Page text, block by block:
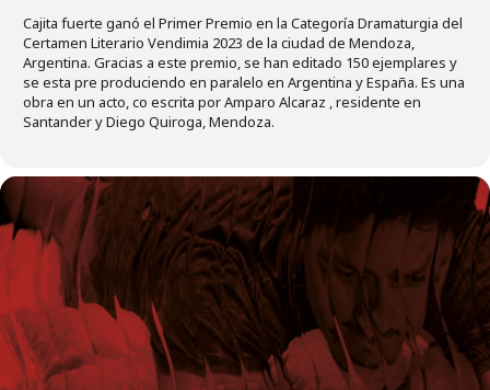
Cajita fuerte ganó el Primer Premio en la Categoría Dramaturgia del
Certamen Literario Vendimia 2023 de la ciudad de Mendoza,
Argentina. Gracias a este premio, se han editado 150 ejemplares y
se esta pre produciendo en paralelo en Argentina y España. Es una
obra en un acto, co escrita por Amparo Alcaraz , residente en
Santander y Diego Quiroga, Mendoza.